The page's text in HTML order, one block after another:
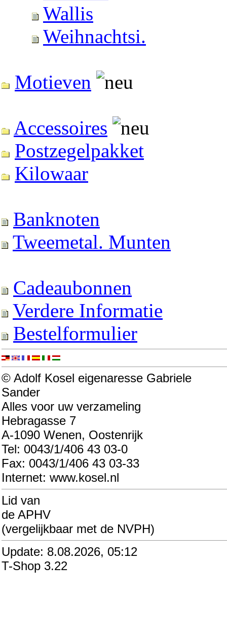
Wallis
Weihnachtsi.
Motieven
Accessoires
Postzegelpakket
Kilowaar
Banknoten
Tweemetal. Munten
Cadeaubonnen
Verdere Informatie
Bestelformulier
© Adolf Kosel eigenaresse Gabriele
Sander
Alles voor uw verzameling
Hebragasse 7
A-1090 Wenen, Oostenrijk
Tel: 0043/1/406 43 03-0
Fax: 0043/1/406 43 03-33
Internet: www.kosel.nl
Lid van
de APHV
(vergelijkbaar met de NVPH)
Update: 8.08.2026, 05:12
T-Shop 3.22